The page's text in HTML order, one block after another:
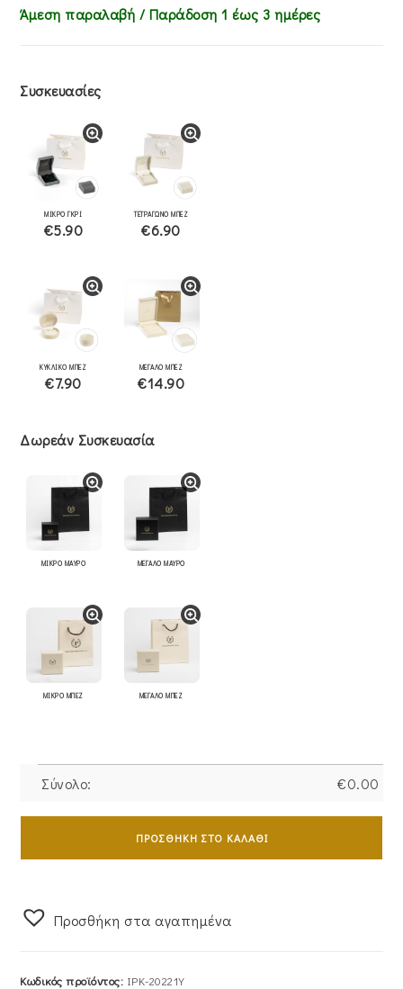
Άμεση παραλαβή / Παράδoση 1 έως 3 ημέρες
Συσκευασίες
ΜΙΚΡΟ ΓΚΡΙ
€5.90
ΤΕΤΡΑΓΩΝΟ ΜΠΕΖ
€6.90
ΚΥΚΛΙΚΟ ΜΠΕΖ
€7.90
ΜΕΓΑΛΟ ΜΠΕΖ
€14.90
Δωρεάν Συσκευασία
ΜΙΚΡΟ ΜΑΥΡΟ ΜΕΓΑΛΟ ΜΑΥΡΟ
ΜΙΚΡΟ ΜΠΕΖ ΜΕΓΑΛΟ ΜΠΕΖ
Σύνολο: €0.00
Κολιέ
Κ14
&
ΠΡΟΣΘΉΚΗ ΣΤΟ ΚΑΛΆΘΙ
Προσθήκη στα αγαπημένα
Κωδικός προϊόντος: IPK-20221Y